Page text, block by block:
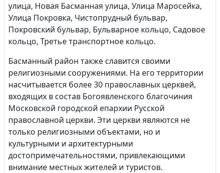
улица, Новая Басманная улица, Улица Маросейка,
Улица Покровка, Чистопрудный бульвар,
Покровский бульвар, Бульварное кольцо, Садовое
кольцо, Третье транспортное кольцо.
Басманный район также славится своими
религиозными сооружениями. На его территории
насчитывается более 30 православных церквей,
входящих в состав Богоявленского благочиния
Московской городской епархии Русской
православной церкви. Эти церкви являются не
только религиозными объектами, но и
культурными и архитектурными
достопримечательностями, привлекающими
внимание местных жителей и туристов.